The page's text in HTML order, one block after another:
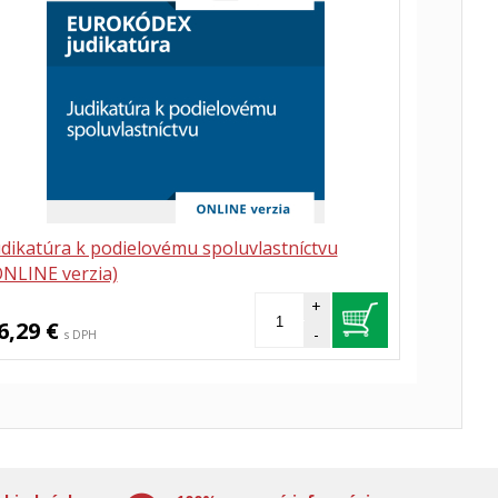
k podielovému spoluvlastníctvu
verzia)
€ s DPH -
+